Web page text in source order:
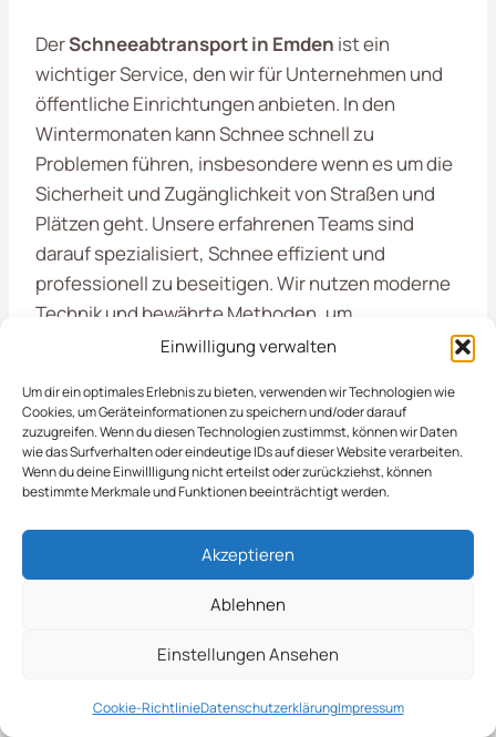
Einwilligung verwalten
Um dir ein optimales Erlebnis zu bieten, verwenden wir Technologien wie
Cookies, um Geräteinformationen zu speichern und/oder darauf
zuzugreifen. Wenn du diesen Technologien zustimmst, können wir Daten
wie das Surfverhalten oder eindeutige IDs auf dieser Website verarbeiten.
Wenn du deine Einwillligung nicht erteilst oder zurückziehst, können
bestimmte Merkmale und Funktionen beeinträchtigt werden.
Akzeptieren
Ablehnen
Einstellungen Ansehen
Cookie-RichtlinieDatenschutzerklärungImpressum
DerSchneeabtransport in Emden ist ein
wichtiger Service, den wir für Unternehmen und
öffentliche Einrichtungen anbieten. In den
Wintermonaten kann Schnee schnell zu
Problemen führen, insbesondere wenn es um die
Sicherheit und Zugänglichkeit von Straßen und
Plätzen geht. Unsere erfahrenen Teams sind
darauf spezialisiert, Schnee effizient und
professionell zu beseitigen. Wir nutzen moderne
Technik und bewährte Methoden, um
sicherzustellen, dass Ihre Flächen schnell wieder
Räumung von Parkplätzen und Zufahrten
Abtransport von Schnee von Gehwegen und
öffentlichen Flächen
Einsatz von Schaufeln, Schneepflügen und
Streufahrzeugen
Winterdienst für Gewerbe und Kommunen in
der Region Emden
Lösungen tragen wir dazu bei, dass die Stadt